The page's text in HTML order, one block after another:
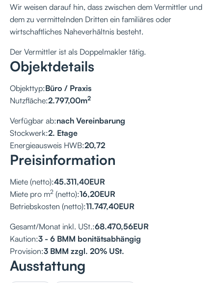
Wir weisen darauf hin, dass zwischen dem Vermittler und
dem zu vermittelnden Dritten ein familiäres oder
wirtschaftliches Naheverhältnis besteht.
Der Vermittler ist als Doppelmakler tätig.
Objektdetails
Objekttyp:Büro / Praxis
Nutzfläche:2.797,00m2
Verfügbar ab:nach Vereinbarung
Stockwerk:2. Etage
Energieausweis HWB:20,72
Preisinformation
Miete (netto):45.311,40EUR
Miete pro m2 (netto):16,20EUR
Betriebskosten (netto):11.747,40EUR
Gesamt/Monat inkl. USt.:68.470,56EUR
Kaution:3 - 6 BMM bonitätsabhängig
Provision:3 BMM zzgl. 20% USt.
Ausstattung